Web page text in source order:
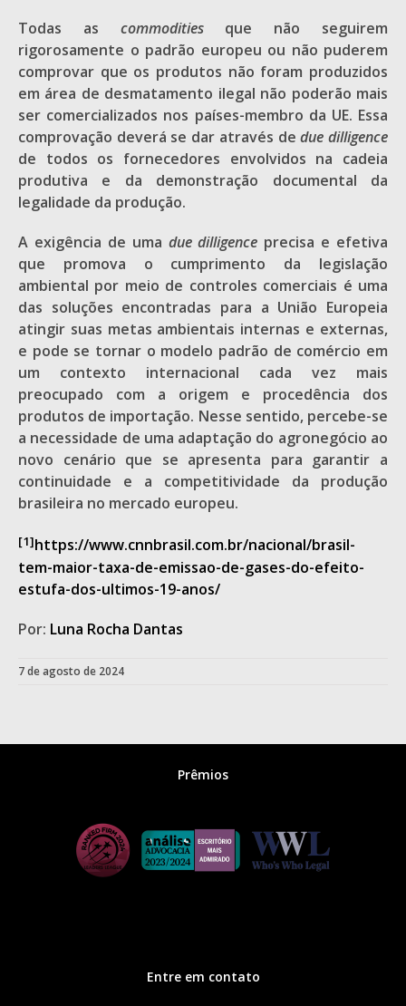
Todas as commodities que não seguirem
rigorosamente o padrão europeu ou não puderem
comprovar que os produtos não foram produzidos
em área de desmatamento ilegal não poderão mais
ser comercializados nos países-membro da UE. Essa
comprovação deverá se dar através dedue dilligence
de todos os fornecedores envolvidos na cadeia
produtiva e da demonstração documental da
legalidade da produção.
A exigência de uma due dilligence precisa e efetiva
que promova o cumprimento da legislação
ambiental por meio de controles comerciais é uma
das soluções encontradas para a União Europeia
atingir suas metas ambientais internas e externas,
e pode se tornar o modelo padrão de comércio em
um contexto internacional cada vez mais
preocupado com a origem e procedência dos
produtos de importação. Nesse sentido, percebe-se
a necessidade de uma adaptação do agronegócio ao
novo cenário que se apresenta para garantir a
continuidade e a competitividade da produção
brasileira no mercado europeu.
[1]https://www.cnnbrasil.com.br/nacional/brasil-
tem-maior-taxa-de-emissao-de-gases-do-efeito-
estufa-dos-ultimos-19-anos/
Por: Luna Rocha Dantas
7 de agosto de 2024
Prêmios
Entre em contato